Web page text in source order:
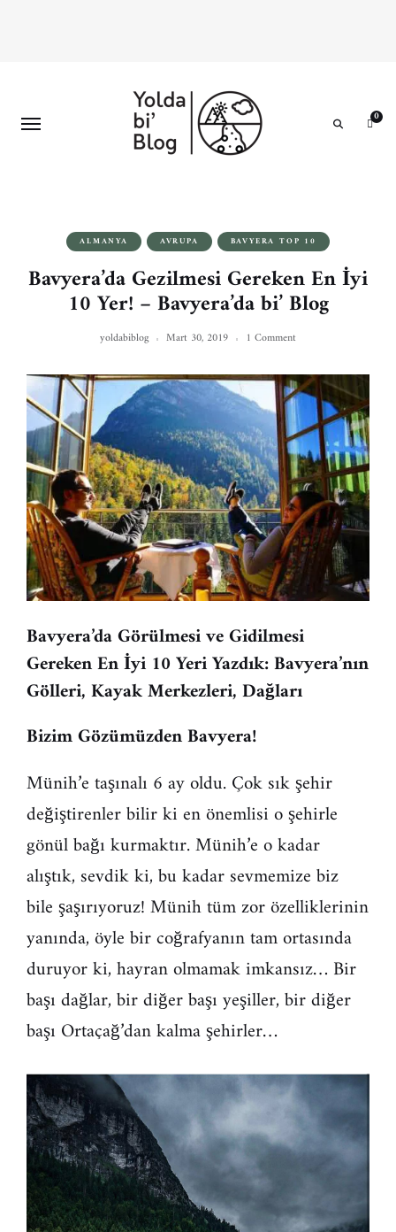
0
ALMANYA AVRUPA BAVYERA TOP 10
Bavyera’da Gezilmesi Gereken En İyi
10 Yer! – Bavyera’da bi’ Blog
yoldabiblog Mart 30, 2019 1 Comment
Bavyera’da Görülmesi ve Gidilmesi
Gereken En İyi 10 Yeri Yazdık: Bavyera’nın
Gölleri, Kayak Merkezleri, Dağları
Bizim Gözümüzden Bavyera!
Münih’e taşınalı 6 ay oldu. Çok sık şehir
değiştirenler bilir ki en önemlisi o şehirle
gönül bağı kurmaktır. Münih’e o kadar
alıştık, sevdik ki, bu kadar sevmemize biz
bile şaşırıyoruz! Münih tüm zor özelliklerinin
yanında, öyle bir coğrafyanın tam ortasında
duruyor ki, hayran olmamak imkansız… Bir
başı dağlar, bir diğer başı yeşiller, bir diğer
başı Ortaçağ’dan kalma şehirler…